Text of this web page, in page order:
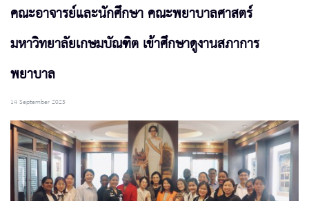
คณะอาจารย์และนักศึกษา คณะพยาบาลศาสตร์
มหาวิทยาลัยเกษมบัณฑิต เข้าศึกษาดูงานสภาการ
พยาบาล
14 September 2023